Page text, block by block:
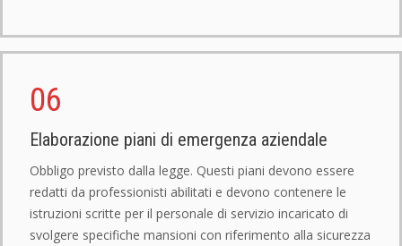
06
Elaborazione piani di emergenza aziendale
Obbligo previsto dalla legge. Questi piani devono essere
redatti da professionisti abilitati e devono contenere le
istruzioni scritte per il personale di servizio incaricato di
svolgere specifiche mansioni con riferimento alla sicurezza